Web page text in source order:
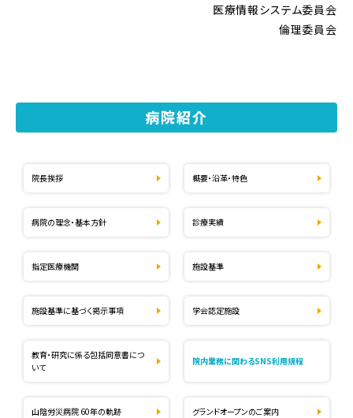
医療情報システム委員会
倫理委員会
病院紹介
院長挨拶 概要・沿革・特色
病院の理念・基本方針 診療実績
指定医療機関 施設基準
施設基準に基づく掲示事項 学会認定施設
教育・研究に係る包括同意書につ
いて
院内業務に関わるSNS利用規程
山陰労災病院 60年の軌跡 グランドオープンのご案内